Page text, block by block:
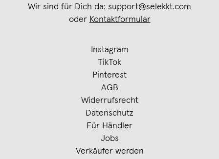
Wir sind für Dich da: support@selekkt.com
oder Kontaktformular
Instagram
TikTok
Pinterest
AGB
Widerrufsrecht
Datenschutz
Für Händler
Jobs
Verkäufer werden